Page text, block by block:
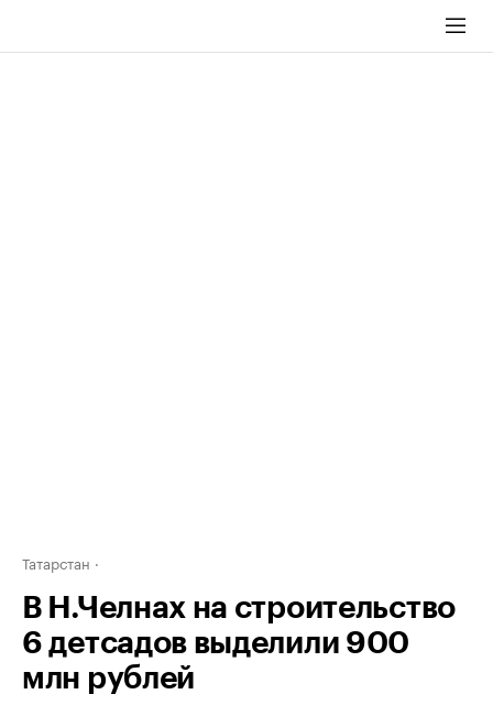
Татарстан
В Н.Челнах на строительство
6 детсадов выделили 900
млн рублей